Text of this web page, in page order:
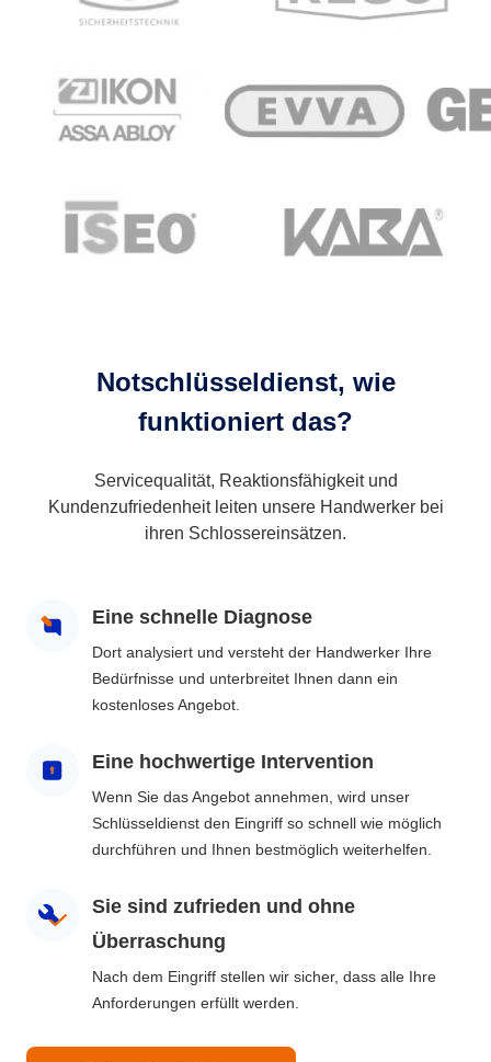
Notschlüsseldienst, wie
funktioniert das?
Servicequalität, Reaktionsfähigkeit und
Kundenzufriedenheit leiten unsere Handwerker bei
ihren Schlossereinsätzen.
Eine schnelle Diagnose
Dort analysiert und versteht der Handwerker Ihre
Bedürfnisse und unterbreitet Ihnen dann ein
kostenloses Angebot.
Eine hochwertige Intervention
Wenn Sie das Angebot annehmen, wird unser
Schlüsseldienst den Eingriff so schnell wie möglich
durchführen und Ihnen bestmöglich weiterhelfen.
Sie sind zufrieden und ohne
Überraschung
Nach dem Eingriff stellen wir sicher, dass alle Ihre
Anforderungen erfüllt werden.